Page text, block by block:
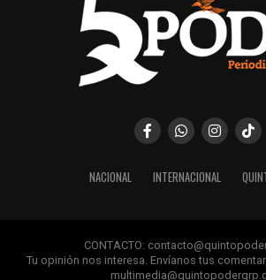
Recibe las noticias
Únete al canal oficial de
Quinto Poder
en tu teléfono.
Unirme al canal de
NACIONAL INTERNACIONAL
CONTACTO:
Tu opinión nos interesa. Envíanos tus